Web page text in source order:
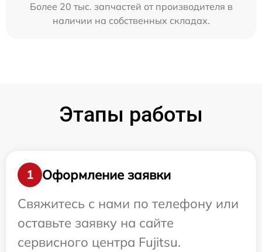
Более 20 тыс. запчастей от производителя в
наличии на собственных складах.
Этапы работы
1
Оформление заявки
Свяжитесь с нами по телефону или
оставьте заявку на сайте
сервисного центра Fujitsu.